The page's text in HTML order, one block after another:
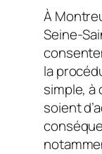
À
Seine-
la
simple, à
soient